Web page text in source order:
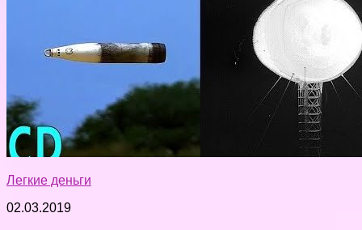
Легкие деньги
02.03.2019